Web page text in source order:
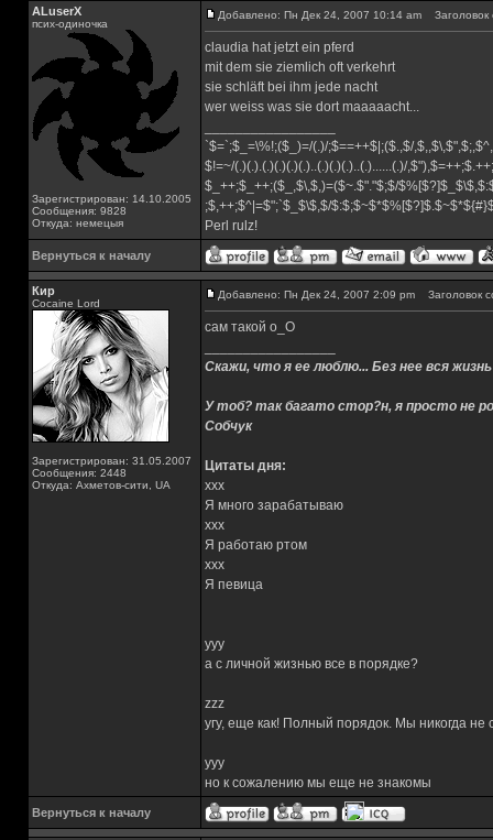
ALuserX
псих-одиночка
Зарегистрирован: 14.10.2005
Сообщения: 9828
Откуда: немецыя
Добавлено: Пн Дек 24, 2007 10:14 am Заголовок
claudia hat jetzt ein pferd
mit dem sie ziemlich oft verkehrt
sie schläft bei ihm jede nacht
wer weiss was sie dort maaaaacht...
`$=`;$_=\%!;($_)=/(.)/;$==++$|;($.,$/
$!=~/(.)(.).(.)(.)(.)(.)..(.)(.)(.)..(.)......(.)/
$_++;$_++;($_,$\,$,)=($~.$"."$;$/
;$,++;$^|=$";`$_$\$,$/
Perl rulz!
Вернуться к началу
Кир
Cocaine Lord
Зарегистрирован: 31.05.2007
Сообщения: 2448
Откуда: Ахметов-сити, UA
Добавлено: Пн Дек 24, 2007 2:09 pm Заголовок
сам такой о_О
Скажи, что я ее люблю... Без нее вся
У тоб? так багато стор?н, я просто не
Собчук
Цитаты дня:
xxx
Я много зарабатываю
xxx
Я работаю ртом
xxx
Я певица
yyy
а с личной жизнью все в порядке?
zzz
угу, еще как! Полный порядок. Мы никогда
yyy
но к сожалению мы еще не знакомы
Вернуться к началу